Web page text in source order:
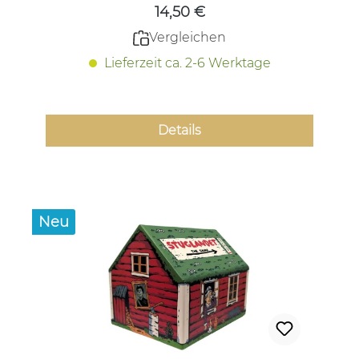
14,50 €
Vergleichen
Lieferzeit ca. 2-6 Werktage
Details
Neu